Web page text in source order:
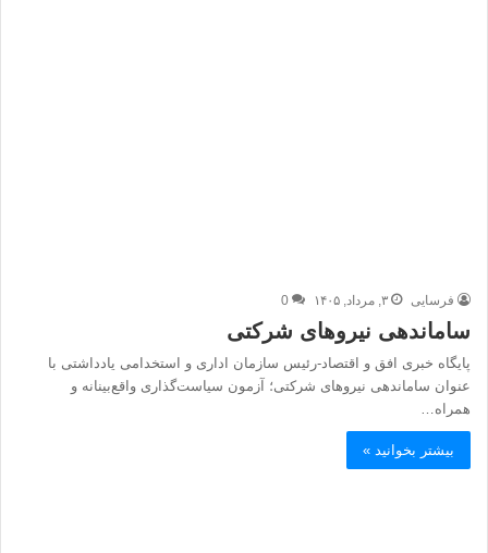
فرسایی ۳, مرداد, ۱۴۰۵ 0
ساماندهی نیروهای شرکتی
پایگاه خبری افق و اقتصاد-رئیس سازمان اداری و استخدامی یادداشتی با
عنوان ساماندهی نیروهای شرکتی؛ آزمون سیاست‌گذاری واقع‌بینانه و
همراه…
بیشتر بخوانید »